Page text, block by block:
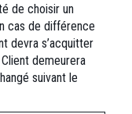
de choisir un
cas de différence
devra s’acquitter
demeurera
suivant le